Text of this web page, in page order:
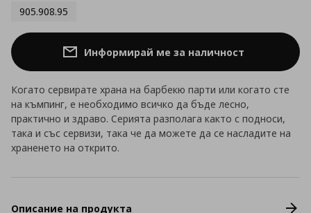
905.908.95
Информирай ме за наличност
Когато сервирате храна на барбекю парти или когато сте
на къмпинг, е необходимо всичко да бъде лесно,
практично и здраво. Серията разполага както с подноси,
така и със сервизи, така че да можете да се насладите на
храненето на открито.
Описание на продукта